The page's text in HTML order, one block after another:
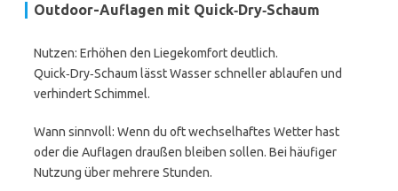
Outdoor-Auflagen mit Quick‑Dry‑Schaum
Nutzen: Erhöhen den Liegekomfort deutlich.
Quick‑Dry‑Schaum lässt Wasser schneller ablaufen und
verhindert Schimmel.
Wann sinnvoll: Wenn du oft wechselhaftes Wetter hast
oder die Auflagen draußen bleiben sollen. Bei häufiger
Nutzung über mehrere Stunden.